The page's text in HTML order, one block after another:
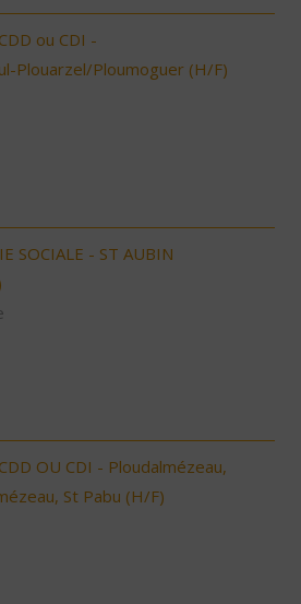
ou CDI -
Plouarzel/Ploumoguer (H/F)
SOCIALE - ST AUBIN
OU CDI - Ploudalmézeau,
St Pabu (H/F)